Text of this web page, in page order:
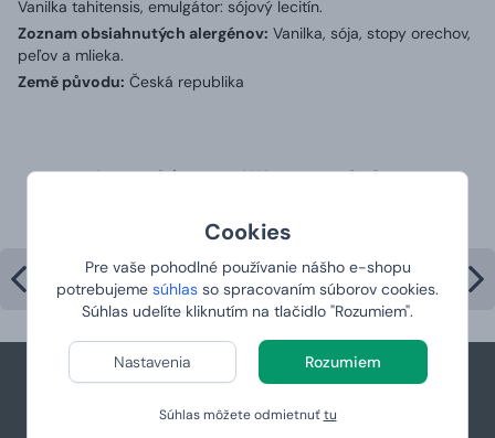
Cookies
Pre vaše pohodlné používanie nášho e-shopu
potrebujeme súhlas so spracovaním súborov cookies.
Súhlas udelíte kliknutím na tlačidlo "Rozumiem".
Nastavenia Rozumiem
Súhlas môžete odmietnuťtu
Vanilka tahitensis, emulgátor: sójový lecitín.
Zoznam obsiahnutých alergénov: Vanilka, sója, stopy orechov,
peľov a mlieka.
Země původu: Česká republika
Najpredávanejšie produkty v
kategórii
+421 944 766 858